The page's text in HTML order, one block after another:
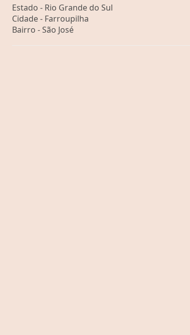
Estado - Rio Grande do Sul
Cidade - Farroupilha
Bairro -São José